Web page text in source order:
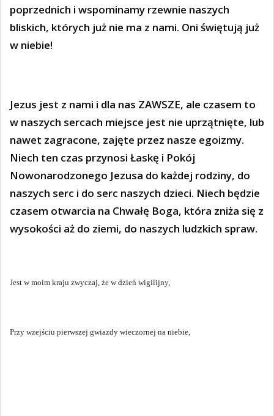
poprzednich i wspominamy rzewnie naszych
bliskich, których już nie ma z nami. Oni świętują już
w niebie!
Jezus jest z nami i dla nas ZAWSZE, ale czasem to
w naszych sercach miejsce jest nie uprzątnięte, lub
nawet zagracone, zajęte przez nasze egoizmy.
Niech ten czas przynosi Łaskę i Pokój
Nowonarodzonego Jezusa do każdej rodziny, do
naszych serc i do serc naszych dzieci. Niech będzie
czasem otwarcia na Chwałę Boga, która zniża się z
wysokości aż do ziemi, do naszych ludzkich spraw.
Jest w moim kraju zwyczaj, że w dzień wigilijny,
Przy wzejściu pierwszej gwiazdy wieczornej na niebie,